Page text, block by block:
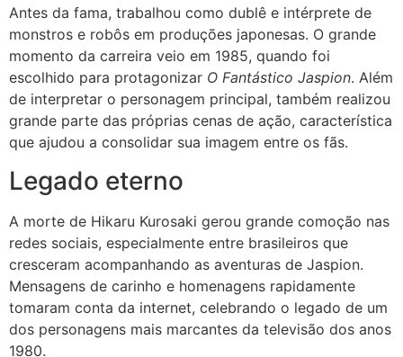
Antes da fama, trabalhou como dublê e intérprete de
monstros e robôs em produções japonesas. O grande
momento da carreira veio em 1985, quando foi
escolhido para protagonizar O Fantástico Jaspion. Além
de interpretar o personagem principal, também realizou
grande parte das próprias cenas de ação, característica
que ajudou a consolidar sua imagem entre os fãs.
Legado eterno
A morte de Hikaru Kurosaki gerou grande comoção nas
redes sociais, especialmente entre brasileiros que
cresceram acompanhando as aventuras de Jaspion.
Mensagens de carinho e homenagens rapidamente
tomaram conta da internet, celebrando o legado de um
dos personagens mais marcantes da televisão dos anos
1980.